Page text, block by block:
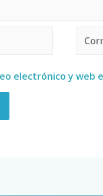
electrónico y web